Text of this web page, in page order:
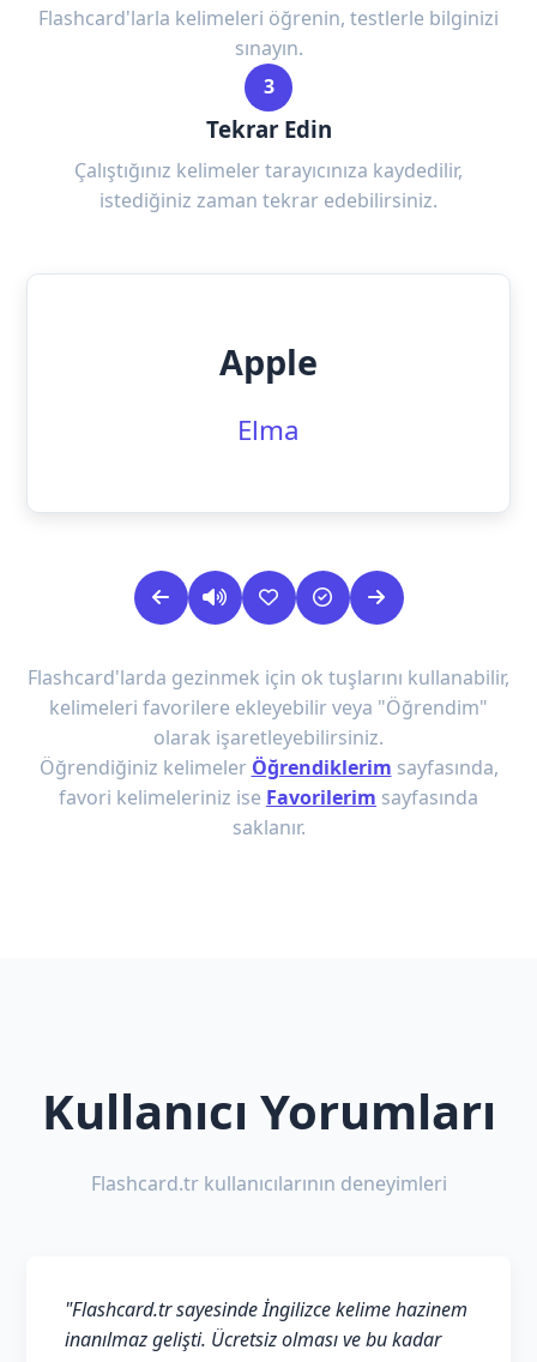
Flashcard'larla kelimeleri öğrenin, testlerle bilginizi
sınayın.
3
Tekrar Edin
Çalıştığınız kelimeler tarayıcınıza kaydedilir,
istediğiniz zaman tekrar edebilirsiniz.
Apple
Elma
Flashcard'larda gezinmek için ok tuşlarını kullanabilir,
kelimeleri favorilere ekleyebilir veya "Öğrendim"
olarak işaretleyebilirsiniz.
Öğrendiğiniz kelimeler Öğrendiklerim sayfasında,
favori kelimeleriniz ise Favorilerim sayfasında
saklanır.
Kullanıcı Yorumları
Flashcard.tr kullanıcılarının deneyimleri
"Flashcard.tr sayesinde İngilizce kelime hazinem
inanılmaz gelişti. Ücretsiz olması ve bu kadar